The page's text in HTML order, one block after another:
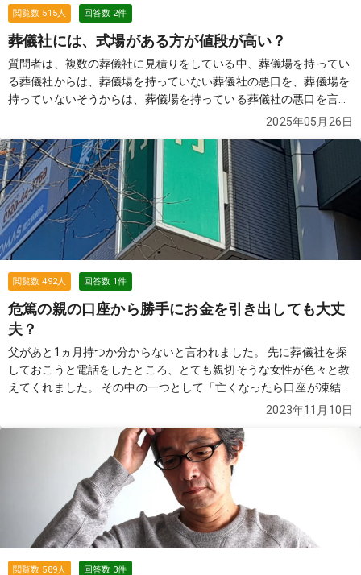
閲覧数 515人 回答数 2件
葬儀社には、式場がある方が値段が高い？
質問者は、複数の葬儀社に見積りをしている中、葬儀場を持ってい
る葬儀社からは、葬儀場を持っていない葬儀社の悪口を、葬儀場を
持っていないそうからは、葬儀場を持っている葬儀社の悪口を言わ
れたようです。どちらの言い分が正しいかどなたかアドバイスをお
2025年05月26日
閲覧数492人 回答数 1件
危篤の親の口座から勝手にお金を引き出しても大丈
夫？
父があと1ヵ月持つか分からないと言われました。 先に葬儀社を探
しておこうと電話をしたところ、とても親切そうな女性が色々と教
えてくれました。 その中の一つとして「亡くなったら口座が凍結さ
れちゃうから、一日の限度額内で毎日お父さんの口座から他の家族
た。 確かにとも思ったものの、勝手に親個人の口座から自分や家族
の口座にお金を移すのは法律的に問題ないのでしょうか？ とても親
切そうな方だったので、悪いことを教えるような感じではないと思
うのですが、念のため確認です。 続きを見る
2023年11月10日
閲覧数 589人 回答数 3件